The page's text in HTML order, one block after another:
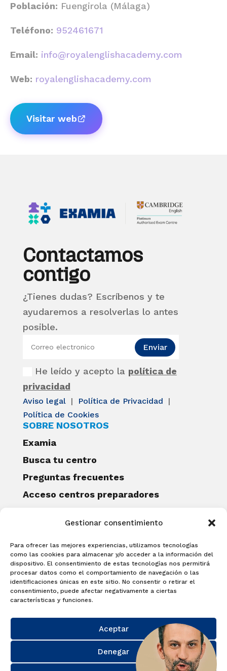
Gestionar consentimiento
Para ofrecer las mejores experiencias, utilizamos tecnologías
como las cookies para almacenar y/o acceder a la información del
dispositivo. El consentimiento de estas tecnologías nos permitirá
procesar datos como el comportamiento de navegación o las
identificaciones únicas en este sitio. No consentir o retirar el
consentimiento, puede afectar negativamente a ciertas
características y funciones.
Aceptar
Denegar
Población: Fuengirola (Málaga)
Teléfono: 952461671
Email: info@royalenglishacademy.com
Web: royalenglishacademy.com
Visitar web
Contactamos
contigo
¿Tienes dudas? Escríbenos y te
ayudaremos a resolverlas lo antes
posible.
He leído y acepto la política de
privacidad
Enviar
Aviso legal | Política de Privacidad
|
Política de Cookies
SOBRE NOSOTROS
Examia
Busca tu centro
Preguntas frecuentes
Acceso centros preparadores
Becas Examia
Contacto
CERTIFICACIONES
Linguaskill
Cambridge English Qualifications
EXAMÍNATE
Matricúlate con nosotros y obtén tu